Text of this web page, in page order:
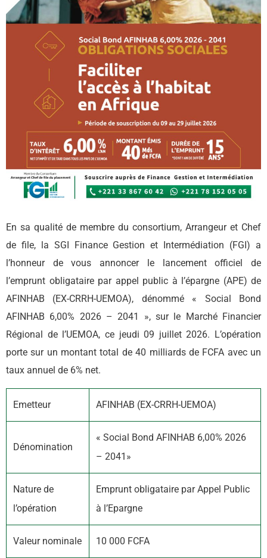
En sa qualité de membre du consortium, Arrangeur et Chef
de file, la SGI Finance Gestion et Intermédiation (FGI) a
l’honneur de vous annoncer le lancement officiel de
l’emprunt obligataire par appel public à l’épargne (APE) de
AFINHAB (EX-CRRH-UEMOA), dénommé « Social Bond
AFINHAB 6,00% 2026 – 2041 », sur le Marché Financier
Régional de l’UEMOA, ce jeudi 09 juillet 2026. L’opération
porte sur un montant total de 40 milliards de FCFA avec un
taux annuel de 6% net.
Emetteur AFINHAB (EX-CRRH-UEMOA)
Dénomination
« Social Bond AFINHAB 6,00% 2026
– 2041»
Nature de
l’opération
Emprunt obligataire par Appel Public
à l’Epargne
Valeur nominale 10 000 FCFA